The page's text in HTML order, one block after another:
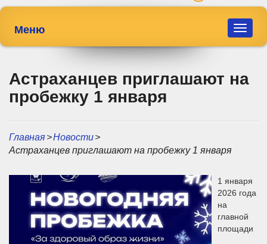
Toggle
Меню
Астраханцев приглашают на
пробежку 1 января
Главная>Новости>
Астраханцев приглашают на пробежку 1 января
1 января
2026 года
на
главной
площади